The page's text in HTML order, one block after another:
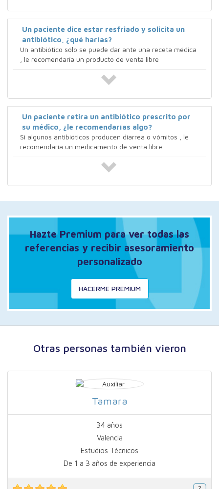
Un paciente dice estar resfriado y solicita un
antibiótico, ¿qué harías?
Un antibiótico sólo se puede dar ante una receta médica
, le recomendaría un producto de venta libre
Un paciente retira un antibiótico prescrito por
su médico, ¿le recomendarías algo?
Si algunos antibióticos producen diarrea o vómitos , le
recomendaría un medicamento de venta libre
Hazte Premium para ver todas las
referencias y recibir asesoramiento
personalizado
HACERME PREMIUM
Otras personas también vieron
Tamara
34 años
Valencia
Estudios Técnicos
De 1 a 3 años de experiencia